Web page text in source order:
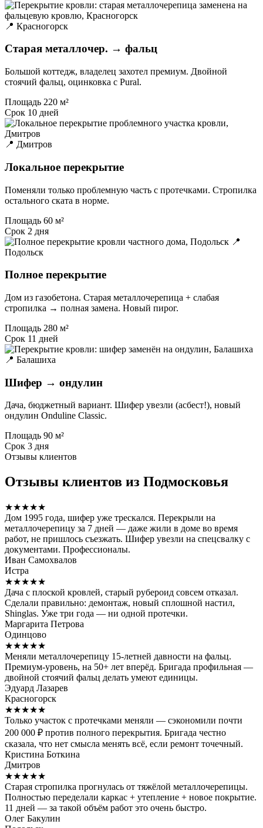
📍 Красногорск
Старая металлочер. → фальц
Большой коттедж, владелец захотел премиум. Двойной
стоячий фальц, оцинковка с Pural.
Площадь 220 м²
Срок 10 дней
📍 Дмитров
Локальное перекрытие
Поменяли только проблемную часть с протечками. Стропилка
остального ската в норме.
Площадь 60 м²
Срок 2 дня
📍
Подольск
Полное перекрытие
Дом из газобетона. Старая металлочерепица + слабая
стропилка → полная замена. Новый пирог.
Площадь 280 м²
Срок 11 дней
📍 Балашиха
Шифер → ондулин
Дача, бюджетный вариант. Шифер увезли (асбест!), новый
ондулин Onduline Classic.
Площадь 90 м²
Срок 3 дня
Отзывы клиентов
Отзывы клиентов из Подмосковья
★★★★★
Дом 1995 года, шифер уже трескался. Перекрыли на
металлочерепицу за 7 дней — даже жили в доме во время
работ, не пришлось съезжать. Шифер увезли на спецсвалку с
документами. Профессионалы.
Иван Самохвалов
Истра
★★★★★
Дача с плоской кровлей, старый рубероид совсем отказал.
Сделали правильно: демонтаж, новый сплошной настил,
Shinglas. Уже три года — ни одной протечки.
Маргарита Петрова
Одинцово
★★★★★
Меняли металлочерепицу 15-летней давности на фальц.
Премиум-уровень, на 50+ лет вперёд. Бригада профильная —
двойной стоячий фальц делать умеют единицы.
Эдуард Лазарев
Красногорск
★★★★★
Только участок с протечками меняли — сэкономили почти
200 000 ₽ против полного перекрытия. Бригада честно
сказала, что нет смысла менять всё, если ремонт точечный.
Кристина Боткина
Дмитров
★★★★★
Старая стропилка прогнулась от тяжёлой металлочерепицы.
Полностью переделали каркас + утепление + новое покрытие.
11 дней — за такой объём работ это очень быстро.
Олег Бакулин